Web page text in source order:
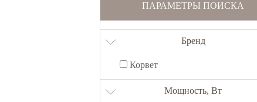
ПАРАМЕТРЫ ПОИСКА
Бренд
Корвет
Мощность, Вт